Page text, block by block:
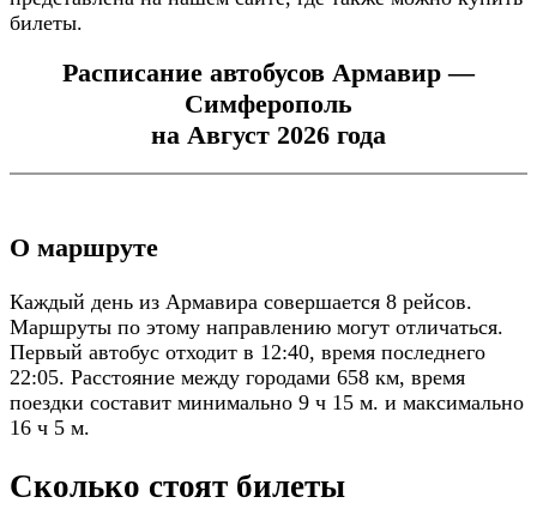
билеты.
Расписание автобусов Армавир —
Симферополь
на Август 2026 года
О маршруте
Каждый день из Армавира совершается 8 рейсов.
Маршруты по этому направлению могут отличаться.
Первый автобус отходит в 12:40, время последнего
22:05. Расстояние между городами 658 км, время
поездки составит минимально 9 ч 15 м. и максимально
16 ч 5 м.
Сколько стоят билеты